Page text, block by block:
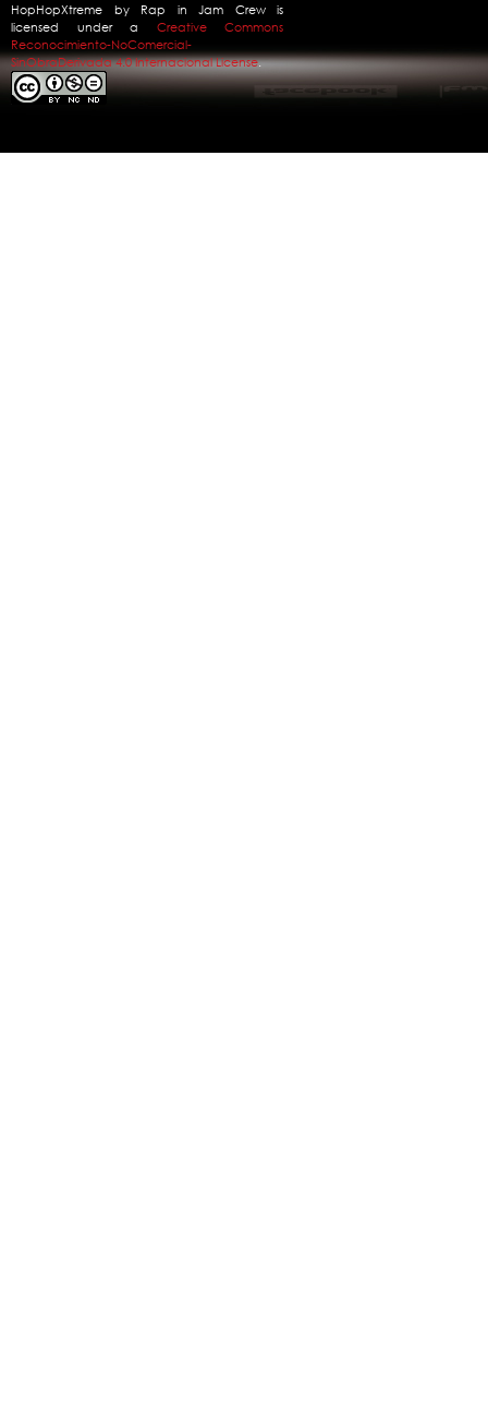
HopHopXtreme by Rap in Jam Crewis
licensed under a Creative Commons
Reconocimiento-NoComercial-
SinObraDerivada 4.0 Internacional License.